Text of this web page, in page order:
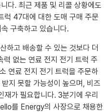
다. 최근 제품 및 리콜 상황에도
럭 47대에 대한 도매 구매 주문
구축하고 있습니다.
하고 배송할 수 있는 것보다 더
없는 연료 전지 전기 트럭 주
연료 전지 전기 트럭을 주문하
지 못할 가능성이 높으며, 비즈
가 필요합니다. 3분기에 우리
를 Energy의 사장으로 채용한